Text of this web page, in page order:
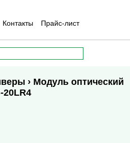
Контакты Прайс-лист
› Модуль оптический
20LR4